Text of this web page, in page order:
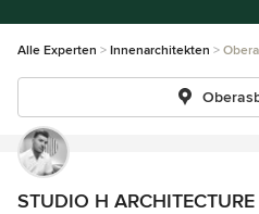
Alle Experten Innenarchitekten
STUDIO H